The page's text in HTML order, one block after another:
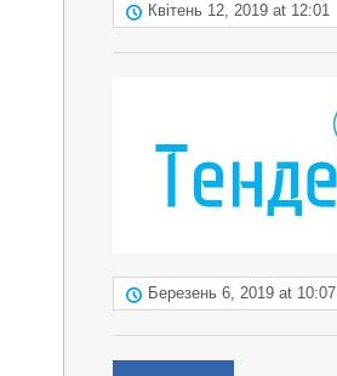
Квітень 12, 2019 at 12:01
Березень 6, 2019 at 10:07